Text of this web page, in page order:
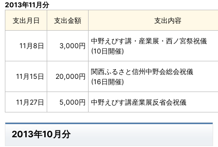
支出月日 支出金額 支出内容
2013年11月分
11月8日 3,000円
中野えびす講・産業展・西ノ宮祭祝儀
(10日開催)
11月15日 20,000円
関西ふるさと信州中野会総会祝儀
(16日開催)
11月27日 5,000円 中野えびす講産業展反省会祝儀
2013年10月分